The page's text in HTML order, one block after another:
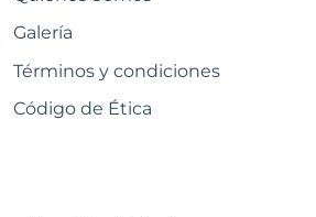
Galería
Términos y condiciones
Código de Ética